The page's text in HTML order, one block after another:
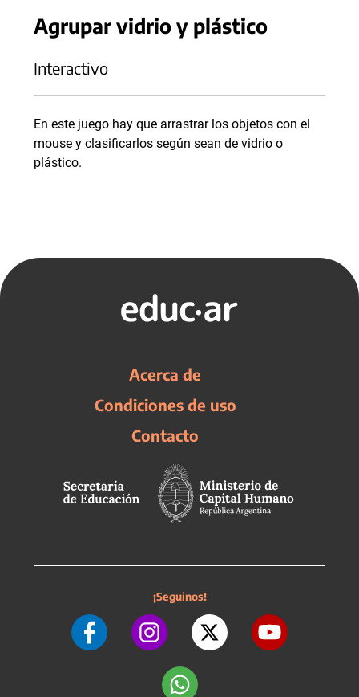
Agrupar vidrio y plástico
Interactivo
En este juego hay que arrastrar los objetos con el
mouse y clasificarlos según sean de vidrio o
plástico.
Acerca de
Condiciones de uso
Contacto
¡Seguinos!